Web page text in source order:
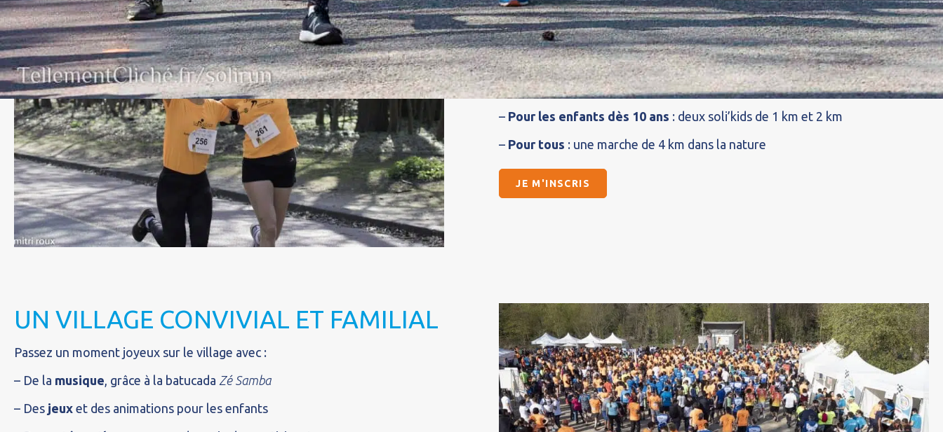
Des épreuves pour tous
–Pour les plus sportifs: deux courses de 10 km et 5 km chronométrées
officiellement, avec ravitaillement, coach professionnel, podium, et
récompenses
– Pour les enfants dès 10 ans : deux soli’kids de 1 km et 2 km
– Pour tous : une marche de 4 km dans la nature
JE M'INSCRIS
UN VILLAGE CONVIVIAL ET FAMILIAL
Passez un moment joyeux sur le village avec :
– De la musique, grâce à la batucada Zé Samba
– Des jeux et des animations pour les enfants